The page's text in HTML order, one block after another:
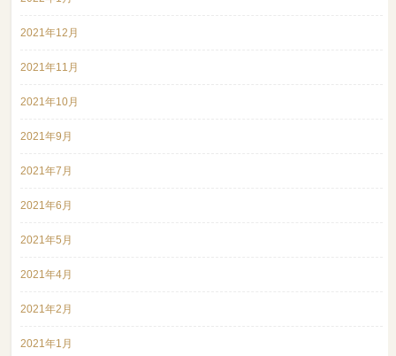
2021年12月
2021年11月
2021年10月
2021年9月
2021年7月
2021年6月
2021年5月
2021年4月
2021年2月
2021年1月